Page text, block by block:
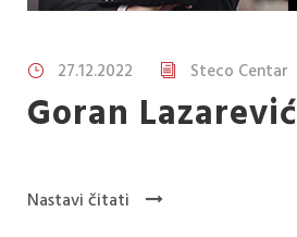
27.12.2022 Steco Centar
Goran Lazarević
Nastavi čitati